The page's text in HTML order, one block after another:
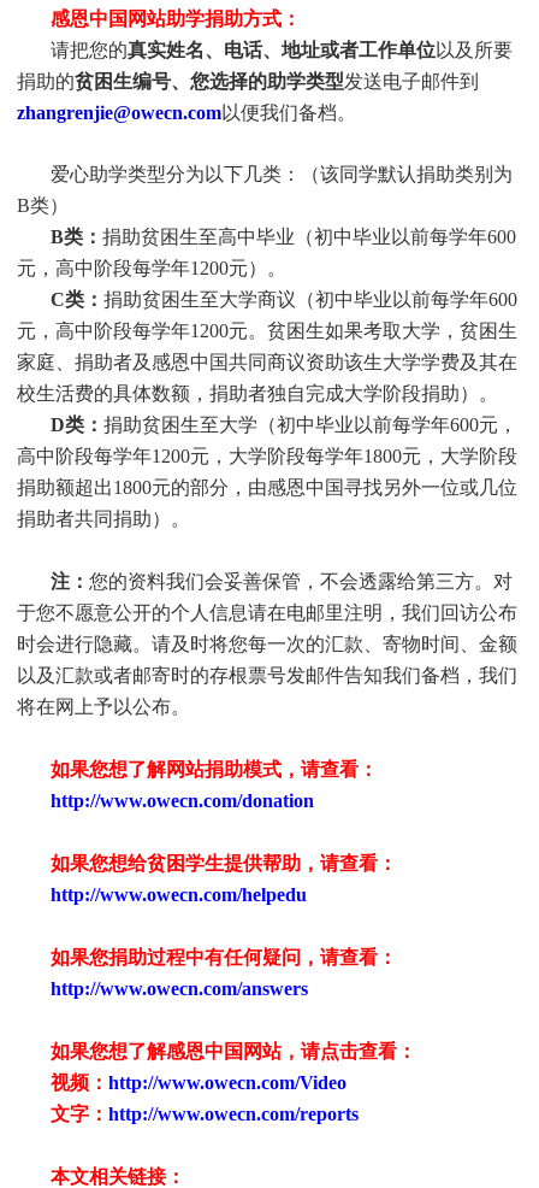
感恩中国网站助学捐助方式：
请把您的真实姓名、电话、地址或者工作单位以及所要
捐助的贫困生编号、您选择的助学类型发送电子邮件到
zhangrenjie@owecn.com以便我们备档。
爱心助学类型分为以下几类：（该同学默认捐助类别为
B类）
B类： 捐助贫困生至高中毕业（初中毕业以前每学年600
元，高中阶段每学年1200元）。
C类： 捐助贫困生至大学商议（初中毕业以前每学年600
元，高中阶段每学年1200元。贫困生如果考取大学，贫困生
家庭、捐助者及感恩中国共同商议资助该生大学学费及其在
校生活费的具体数额，捐助者独自完成大学阶段捐助）。
D类： 捐助贫困生至大学（初中毕业以前每学年600元，
高中阶段每学年1200元，大学阶段每学年1800元，大学阶段
捐助额超出1800元的部分，由感恩中国寻找另外一位或几位
捐助者共同捐助）。
注： 您的资料我们会妥善保管，不会透露给第三方。对
于您不愿意公开的个人信息请在电邮里注明，我们回访公布
时会进行隐藏。请及时将您每一次的汇款、寄物时间、金额
以及汇款或者邮寄时的存根票号发邮件告知我们备档，我们
将在网上予以公布。
如果您想了解网站捐助模式，请查看：
http://www.owecn.com/donation
如果您想给贫困学生提供帮助，请查看：
http://www.owecn.com/helpedu
如果您捐助过程中有任何疑问，请查看：
http://www.owecn.com/answers
如果您想了解感恩中国网站，请点击查看：
视频： http://www.owecn.com/Video
文字： http://www.owecn.com/reports
本文相关链接：